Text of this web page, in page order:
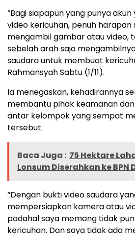
“Bagi siapapun yang punya
video kericuhan, penuh harapan
mengambil gambar atau video,
sebelah arah saja
saudara untuk membuat
Rahmansyah Sabtu (1/11).
Ia menegaskan, kehadirannya
membantu pihak keamanan
antar kelompok yang sempat
tersebut.
Baca Juga : 75 Hektare
Lonsum Diserahkan ke BPN
“Dengan bukti video saudara
mempersiapkan kamera atau
padahal saya memang tidak
kericuhan. Dan saya tidak ada